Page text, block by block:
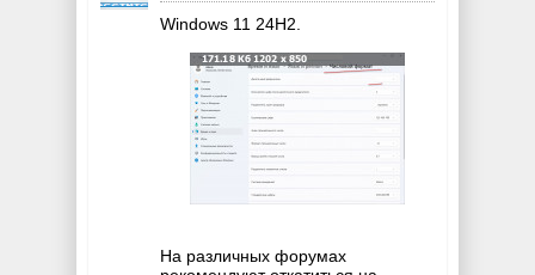
Windows 11 24H2.
На различных форумах